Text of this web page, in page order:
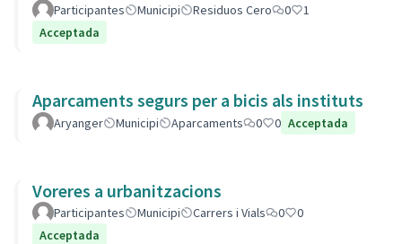
Participantes Municipi Residuos Cero 0
1
Acceptada
Aparcaments segurs per a bicis als instituts
Aryanger Municipi Aparcaments 0 0 Acceptada
Voreres a urbanitzacions
Participantes Municipi Carrers i Vials 0
0
Acceptada